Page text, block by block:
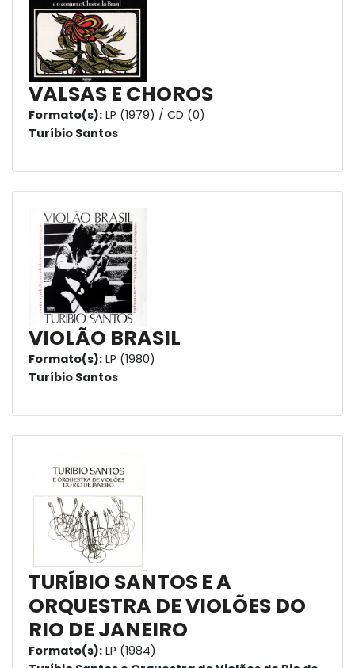
VALSAS E CHOROS
Formato(s): LP (1979) / CD (0)
Turíbio Santos
VIOLÃO BRASIL
Formato(s): LP (1980)
Turíbio Santos
TURÍBIO SANTOS E A
ORQUESTRA DE VIOLÕES DO
RIO DE JANEIRO
Formato(s): LP (1984)